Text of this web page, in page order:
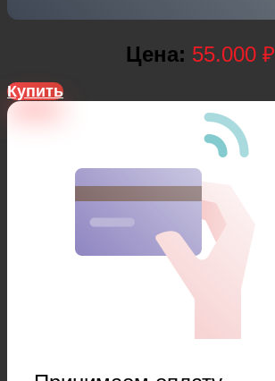
Цена: 55.000 ₽
Купить